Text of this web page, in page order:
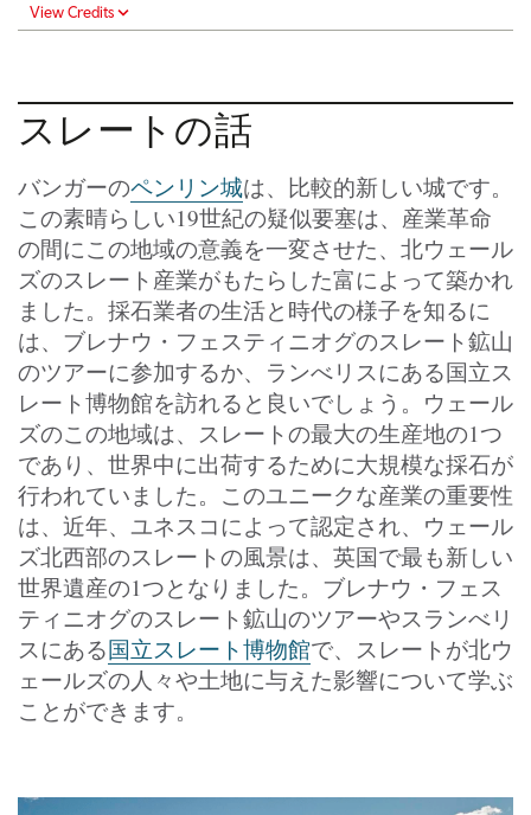
View Credits
スレートの話
バンガーのペンリン城は、比較的新しい城です。
この素晴らしい19世紀の疑似要塞は、産業革命
の間にこの地域の意義を一変させた、北ウェール
ズのスレート産業がもたらした富によって築かれ
ました。採石業者の生活と時代の様子を知るに
は、ブレナウ・フェスティニオグのスレート鉱山
のツアーに参加するか、ランべリスにある国立ス
レート博物館を訪れると良いでしょう。ウェール
ズのこの地域は、スレートの最大の生産地の1つ
であり、世界中に出荷するために大規模な採石が
行われていました。このユニークな産業の重要性
は、近年、ユネスコによって認定され、ウェール
ズ北西部のスレートの風景は、英国で最も新しい
世界遺産の1つとなりました。ブレナウ・フェス
ティニオグのスレート鉱山のツアーやスランべリ
スにある国立スレート博物館で、スレートが北ウ
ェールズの人々や土地に与えた影響について学ぶ
ことができます。